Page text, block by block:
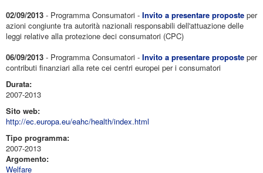
02/09/2013 - Programma Consumatori - Invito a presentare proposte per
azioni congiunte tra autorità nazionali responsabili dell'attuazione delle
leggi relative alla protezione deci consumatori (CPC)
06/09/2013 - Programma Consumatori - Invito a presentare proposte per
contributi finanziari alla rete cei centri europei per i consumatori
Durata:
2007-2013
Sito web:
http://ec.europa.eu/eahc/health/index.html
Tipo programma:
2007-2013
Argomento:
Welfare